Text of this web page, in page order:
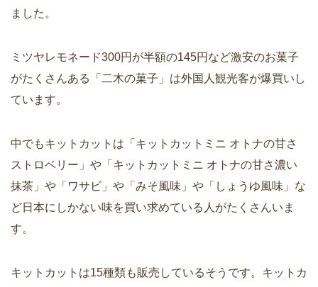
ました。
ミツヤレモネード300円が半額の145円など激安のお菓子
がたくさんある「二木の菓子」は外国人観光客が爆買いし
ています。
中でもキットカットは「キットカットミニ オトナの甘さ
ストロベリー」や「キットカットミニ オトナの甘さ濃い
抹茶」や「ワサビ」や「みそ風味」や「しょうゆ風味」な
ど日本にしかない味を買い求めている人がたくさんいま
す。
キットカットは15種類も販売しているそうです。キットカ